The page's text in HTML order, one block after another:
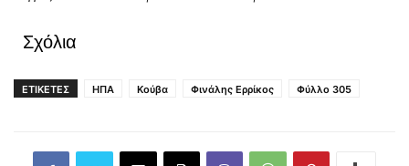
Σχόλια
ΕΤΙΚΕΤΕΣ ΗΠΑ Κούβα Φινάλης Ερρίκος Φύλλο 305